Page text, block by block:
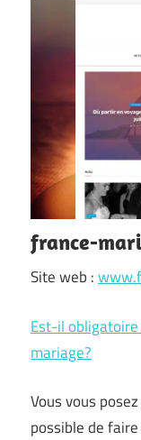
france-
Site web :
Est-il obligatoire
mariage?
Vous vous
possible de